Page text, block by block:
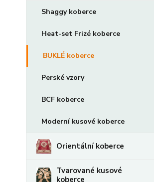
Shaggy koberce
Heat-set Frizé koberce
BUKLÉ koberce
Perské vzory
BCF koberce
Moderní kusové koberce
Orientální koberce
Tvarované kusové
koberce